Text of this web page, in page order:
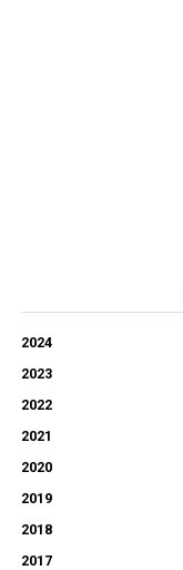
2024
2023
2022
2021
2020
2019
2018
2017